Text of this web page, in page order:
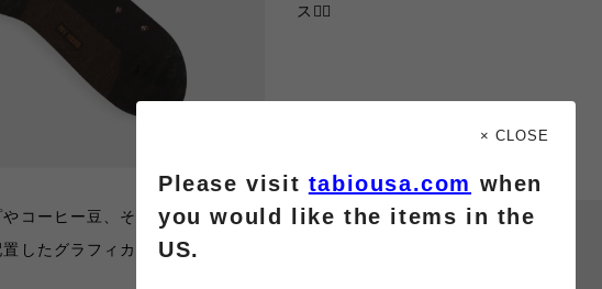
ス👍🏻
やコーヒー豆、そして愛用の眼鏡
したグラフィカルな総柄デザイ
× CLOSE
Please visit tabiousa.com when
you would like the items in the
US.